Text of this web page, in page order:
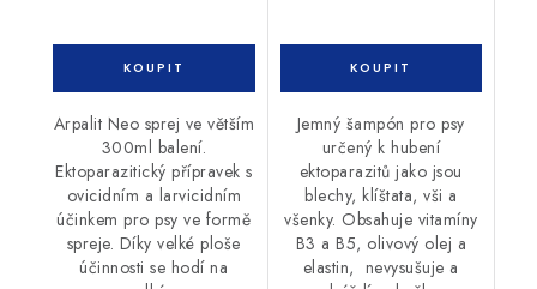
Arpalit Neo sprej ve větším
300ml balení.
Ektoparazitický přípravek s
ovicidním a larvicidním
účinkem pro psy ve formě
spreje. Díky velké ploše
účinnosti se hodí na
Jemný šampón pro psy
určený k hubení
ektoparazitů jako jsou
blechy, klíštata, vši a
všenky. Obsahuje vitamíny
B3 a B5, olivový olej a
elastin, nevysušuje a